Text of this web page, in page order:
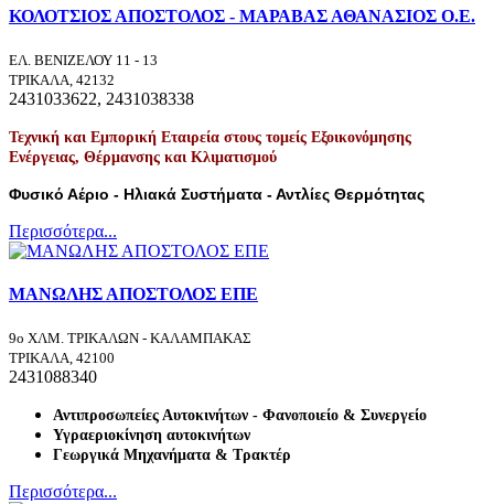
ΚΟΛΟΤΣΙΟΣ ΑΠΟΣΤΟΛΟΣ - ΜΑΡΑΒΑΣ ΑΘΑΝΑΣΙΟΣ Ο.Ε.
ΕΛ. ΒΕΝΙΖΕΛΟΥ 11 - 13
ΤΡΙΚΑΛΑ, 42132
2431033622, 2431038338
Τεχνική και Εμπορική Εταιρεία στους τομείς Εξοικονόμησης
Ενέργειας, Θέρμανσης και Κλιματισμού
Φυσικό Αέριο - Ηλιακά Συστήματα - Αντλίες Θερμότητας
Περισσότερα...
ΜΑΝΩΛΗΣ ΑΠΟΣΤΟΛΟΣ ΕΠΕ
9ο ΧΛΜ. ΤΡΙΚΑΛΩΝ - ΚΑΛΑΜΠΑΚΑΣ
ΤΡΙΚΑΛΑ, 42100
2431088340
Αντιπροσωπείες Αυτοκινήτων - Φανοποιείο & Συνεργείο
Υγραεριοκίνηση αυτοκινήτων
Γεωργικά Μηχανήματα & Τρακτέρ
Περισσότερα...